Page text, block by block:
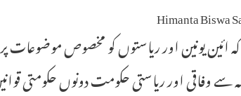
یونین اور ریاستوں کو مخصوص موضوعات پر
اور ریاستی حکومت دونوں حکومتی